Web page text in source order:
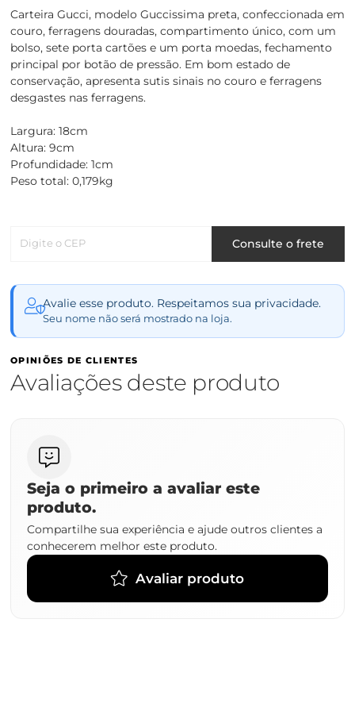
Carteira Gucci, modelo Guccissima preta, confeccionada em
couro, ferragens douradas, compartimento único, com um
bolso, sete porta cartões e um porta moedas, fechamento
principal por botão de pressão. Em bom estado de
conservação, apresenta sutis sinais no couro e ferragens
desgastes nas ferragens.
Largura: 18cm
Altura: 9cm
Profundidade: 1cm
Peso total: 0,179kg
Digite o CEP Consulte o frete
Avalie esse produto. Respeitamos sua privacidade.
Seu nome não será mostrado na loja.
OPINIÕES DE CLIENTES
Avaliações deste produto
Seja o primeiro a avaliar este
produto.
Compartilhe sua experiência e ajude outros clientes a
conhecerem melhor este produto.
Avaliar produto